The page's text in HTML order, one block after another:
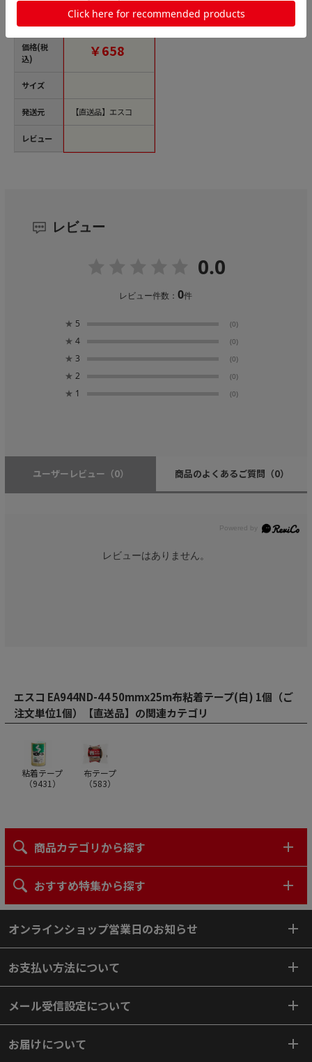
価格(税
込)
サイズ
発送元
レビュー
0mmx25m布粘着テ
ープ(白) 1個（ご注文
￥658
【直送品】エスコ
レビュー
0.0
レビュー件数：0件
★ 5 (0)
★ 4 (0)
★ 3 (0)
★ 2 (0)
★ 1 (0)
ユーザーレビュー （0） 商品のよくあるご質問 （0）
レビューはありません。
エスコ EA944ND-44 50mmx25m布粘着テープ(白) 1個（ご
注文単位1個）【直送品】の関連カテゴリ
粘着テープ
（9431）
布テープ
（583）
商品カテゴリから探す
おすすめ特集から探す
オンラインショップ営業日のお知らせ
お支払い方法について
メール受信設定について
お届けについて